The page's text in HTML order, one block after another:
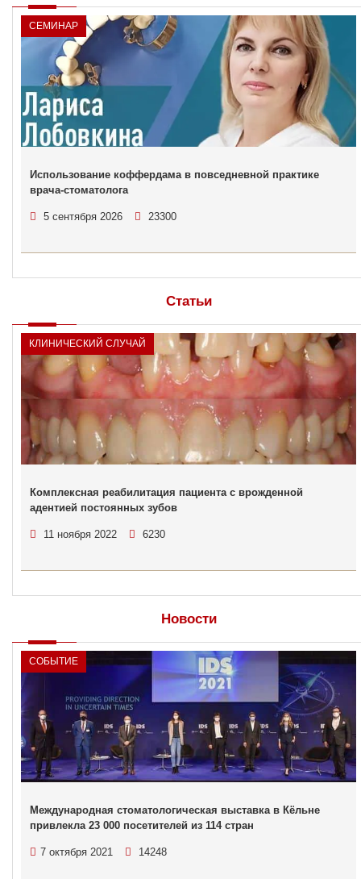
СЕМИНАР
Использование коффердама в повседневной практике
врача-стоматолога
5 сентября 2026 23300
Статьи
КЛИНИЧЕСКИЙ СЛУЧАЙ
Комплексная реабилитация пациента с врожденной
адентией постоянных зубов
11 ноября 2022 6230
Новости
СОБЫТИЕ
Международная стоматологическая выставка в Кёльне
привлекла 23 000 посетителей из 114 стран
7 октября 2021 14248